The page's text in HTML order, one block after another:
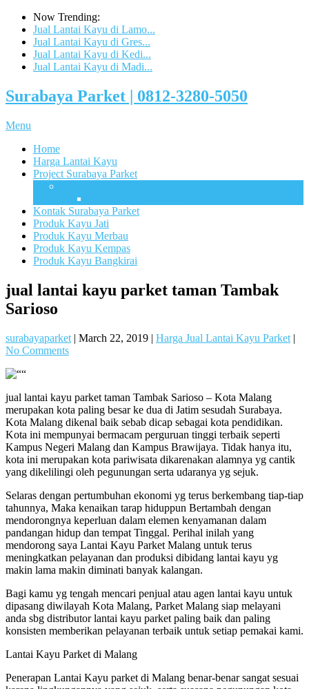
Now Trending:
Jual Lantai Kayu di Lamo...
Jual Lantai Kayu di Gres...
Jual Lantai Kayu di Kedi...
Jual Lantai Kayu di Madi...
Surabaya Parket | 0812-3280-5050
Menu
Home
Harga Lantai Kayu
Project Surabaya Parket
Kontak Surabaya Parket
Produk Kayu Jati
Produk Kayu Merbau
Produk Kayu Kempas
Produk Kayu Bangkirai
jual lantai kayu parket taman Tambak
Sarioso
surabayaparket | March 22, 2019 | Harga Jual Lantai Kayu Parket |
No Comments
jual lantai kayu parket taman Tambak Sarioso – Kota Malang
merupakan kota paling besar ke dua di Jatim sesudah Surabaya.
Kota Malang dikenal baik sebab dicap sebagai kota pendidikan.
Kota ini mempunyai bermacam perguruan tinggi terbaik seperti
Kampus Negeri Malang dan Kampus Brawijaya. Tidak hanya itu,
kota ini merupakan kota pariwisata dikarenakan alamnya yg cantik
yang dikelilingi oleh pegunungan serta udaranya yg sejuk.
Selaras dengan pertumbuhan ekonomi yg terus berkembang tiap-tiap
tahunnya, Maka kenaikan tarap hiduppun Bertambah dengan
mendorongnya keperluan dalam elemen kenyamanan dalam
pandangan hidup dan tempat Tinggal. Perihal inilah yang
mendorong saya Lantai Kayu Parket Malang untuk terus
meningkatkan pelayanan dan produksi dibidang lantai kayu yg
makin lama makin diminati banyak kalangan.
Bagi kamu yg tengah mencari penjual atau agen lantai kayu untuk
dipasang diwilayah Kota Malang, Parket Malang siap melayani
anda sbg distributor lantai kayu parket paling baik dan paling
konsisten memberikan pelayanan terbaik untuk setiap pemakai kami.
Lantai Kayu Parket di Malang
Penerapan Lantai Kayu parket di Malang benar-benar sangat sesuai